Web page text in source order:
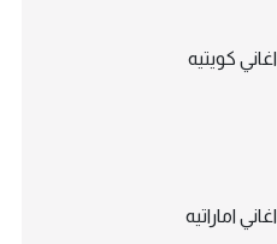
اغاني كويتيه
اغاني اماراتيه